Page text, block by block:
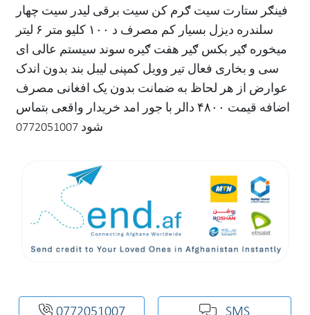
فینګر ستارت سیت ګرم کن سیت برقی لیدر سیت چهار
سلندره دیزل بسیار کم مصرف د ۱۰۰ کلیو متر ۶ لیتر
میخوره ګیر بکس ګیر هفت ګیره سوند سیستم عالی ای
سی و بخاری فعال تیر وویل کمپنی لیبل بند بدون اندک
عوارض از هر لحاظ به ضمانت بدون یک افغانی مصرف
اضافه قیمت ۴۸۰۰ دالر با جور امد خریدار واقعی بتماس
شود 0772051007